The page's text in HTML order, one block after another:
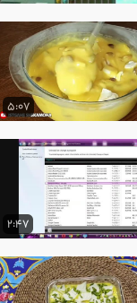
5:07
2:47